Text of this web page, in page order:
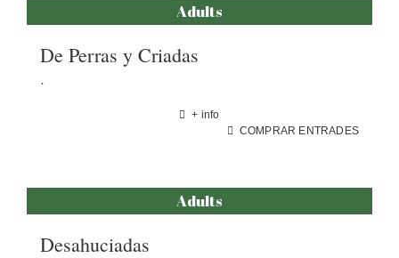
Adults
De Perras y Criadas
.
+ info
COMPRAR ENTRADES
Adults
Desahuciadas